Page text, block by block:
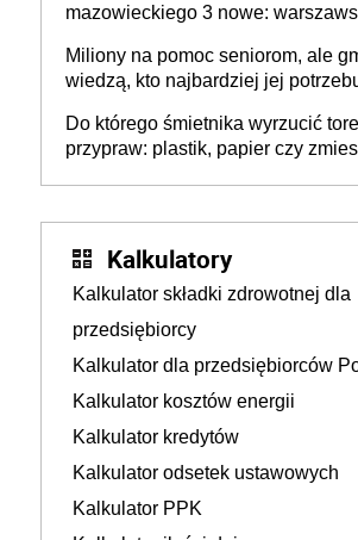
mazowieckiego 3 nowe:
Europie nie ma tak dużych
stołecznych
Miliony na pomoc seniorom, ale
wiedzą, kto najbardziej jej
Do którego śmietnika wyrzucić
przypraw: plastik, papier czy
Kalkulatory
Kalkulator składki zdrowotnej dla
przedsiębiorcy
Kalkulator dla przedsiębiorców
Kalkulator kosztów energii
Kalkulator kredytów
Kalkulator odsetek ustawowych
Kalkulator PPK